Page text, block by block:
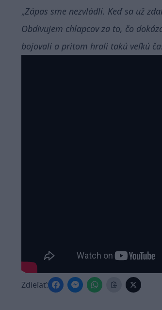
Zápas sme nezvládli. Keď sa už
Obdivujem chlapcov za to, čo
bojovali a pritom hrali takú veľkú
Zdieľať: